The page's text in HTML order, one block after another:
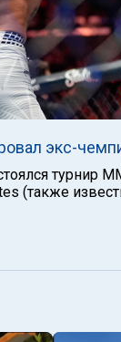
экс-
турнир
(также